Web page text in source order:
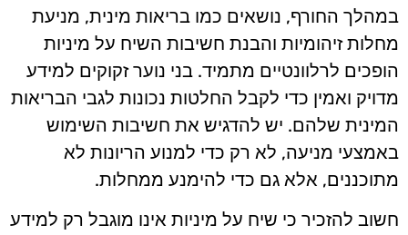
במהלך החורף, נושאים כמו בריאות מינית, מניעת
מחלות זיהומיות והבנת חשיבות השיח על מיניות
הופכים לרלוונטיים מתמיד. בני נוער זקוקים למידע
מדויק ואמין כדי לקבל החלטות נכונות לגבי הבריאות
המינית שלהם. יש להדגיש את חשיבות השימוש
באמצעי מניעה, לא רק כדי למנוע הריונות לא
מתוכננים, אלא גם כדי להימנע ממחלות.
חשוב להזכיר כי שיח על מיניות אינו מוגבל רק למידע